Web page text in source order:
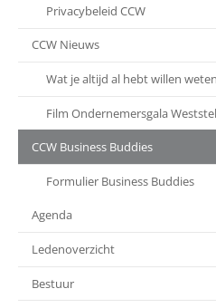
Privacybeleid CCW
CCW Nieuws
Wat je altijd al hebt willen
Film Ondernemersgala
CCW Business Buddies
Formulier Business Buddies
Agenda
Ledenoverzicht
Bestuur